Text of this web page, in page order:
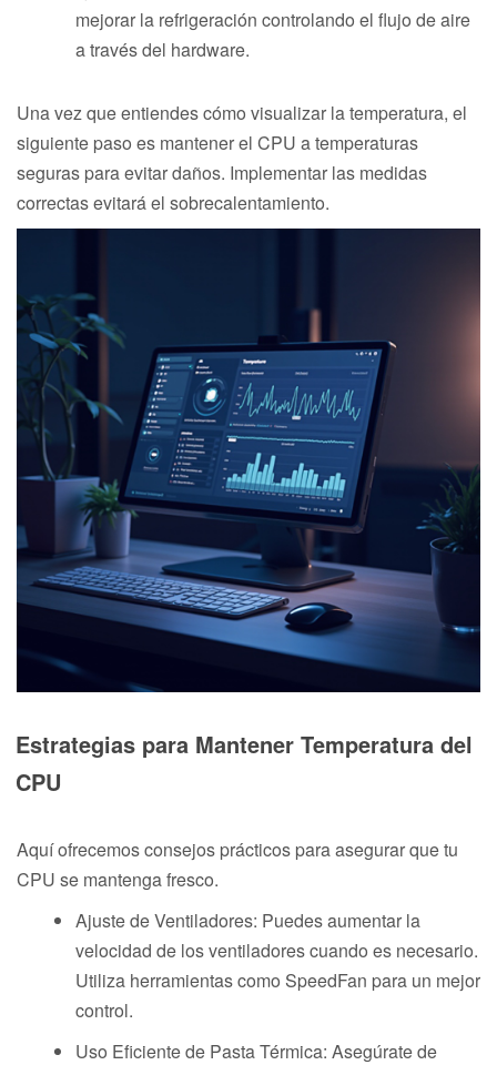
mejorar la refrigeración controlando el flujo de aire
a través del hardware.
Una vez que entiendes cómo visualizar la temperatura, el
siguiente paso es mantener el CPU a temperaturas
seguras para evitar daños. Implementar las medidas
correctas evitará el sobrecalentamiento.
Estrategias para Mantener Temperatura del
CPU
Aquí ofrecemos consejos prácticos para asegurar que tu
CPU se mantenga fresco.
Ajuste de Ventiladores: Puedes aumentar la
velocidad de los ventiladores cuando es necesario.
Utiliza herramientas como SpeedFan para un mejor
control.
Uso Eficiente de Pasta Térmica: Asegúrate de